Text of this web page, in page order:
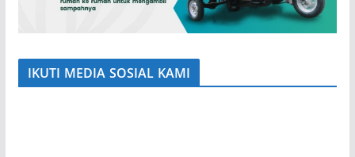
IKUTI MEDIA SOSIAL KAMI